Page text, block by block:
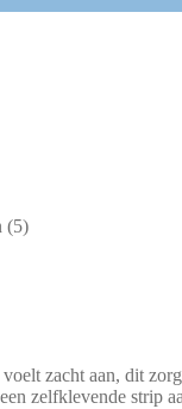
(5)
zacht aan, dit
zelfklevende strip